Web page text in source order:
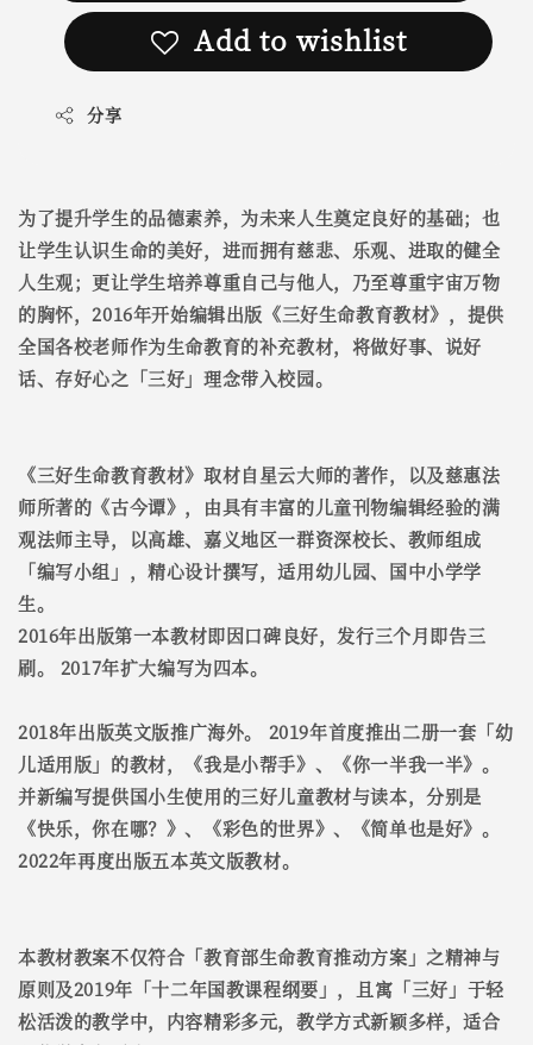
Add to wishlist
分享
为了提升学生的品德素养，为未来人生奠定良好的基础；也
让学生认识生命的美好，进而拥有慈悲、乐观、进取的健全
人生观；更让学生培养尊重自己与他人，乃至尊重宇宙万物
的胸怀，2016年开始编辑出版《三好生命教育教材》，提供
全国各校老师作为生命教育的补充教材，将做好事、说好
话、存好心之「三好」理念带入校园。
《三好生命教育教材》取材自星云大师的著作，以及慈惠法
师所著的《古今谭》，由具有丰富的儿童刊物编辑经验的满
观法师主导，以高雄、嘉义地区一群资深校长、教师组成
「编写小组」，精心设计撰写，适用幼儿园、国中小学学
生。
2016年出版第一本教材即因口碑良好，发行三个月即告三
刷。 2017年扩大编写为四本。
2018年出版英文版推广海外。 2019年首度推出二册一套「幼
儿适用版」的教材，《我是小帮手》、《你一半我一半》。
并新编写提供国小生使用的三好儿童教材与读本，分别是
《快乐，你在哪？》、《彩色的世界》、《简单也是好》。
2022年再度出版五本英文版教材。
本教材教案不仅符合「教育部生命教育推动方案」之精神与
原则及2019年「十二年国教课程纲要」，且寓「三好」于轻
松活泼的教学中，内容精彩多元，教学方式新颖多样，适合